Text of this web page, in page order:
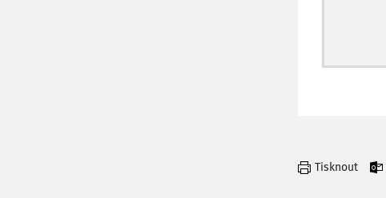
Tisknout